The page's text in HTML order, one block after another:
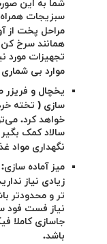
شما به این
سبزیجات
مراحل پخت از
همانند سرخ کن
تجهیزات مورد
موارد بی
یخچال و فریزر
سازی ( تخته
خواهد کرد.
سالاد کمک
نگهداری مواد
میز آماده
زیادی نیاز
تر و محدودتر
نیاز فست فود
جاسازی کاملا
باشد.